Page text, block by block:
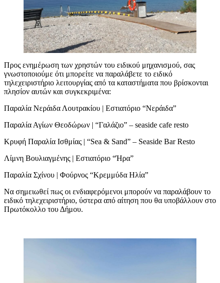
Προς ενημέρωση των χρηστών του ειδικού μηχανισμού, σας
γνωστοποιούμε ότι μπορείτε να παραλάβετε το ειδικό
τηλεχειριστήριο λειτουργίας από τα καταστήματα που βρίσκονται
πλησίον αυτών και συγκεκριμένα:
Παραλία Νεράιδα Λουτρακίου | Εστιατόριο “Νεράιδα”
Παραλία Αγίων Θεοδώρων | “Γαλάζιο” – seaside cafe resto
Κρυφή Παραλία Ισθμίας | “Sea & Sand” – Seaside Bar Resto
Λίμνη Βουλιαγμένης | Εστιατόριο “Ήρα”
Παραλία Σχίνου | Φούρνος “Κρεμμύδα Ηλία”
Να σημειωθεί πως οι ενδιαφερόμενοι μπορούν να παραλάβουν το
ειδικό τηλεχειριστήριο, ύστερα από αίτηση που θα υποβάλλουν στο
Πρωτόκολλο του Δήμου.